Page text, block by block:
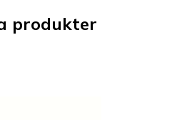
produkter